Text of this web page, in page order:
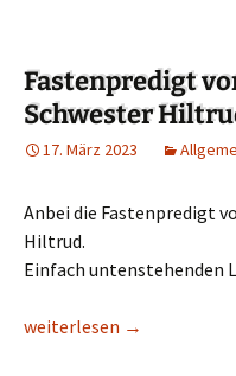
Fastenpredigt
Schwester
17. März 2023
Anbei die Fastenpredigt
Hiltrud.
Einfach untenstehenden
Fastenpredigt von
weiterlesen →